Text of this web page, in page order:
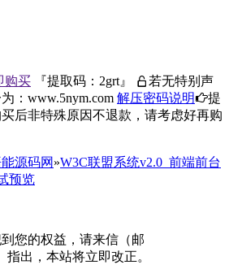
购买 『提取码： 2grt 』
若无特别声
：www.5nym.com 解压密码说明
提
后非特殊原因不退款，请考虑好再购
源码网 »W3C联盟系统v2.0_前端前台
预览
您的权益，请来信（邮
指出，本站将立即改正。